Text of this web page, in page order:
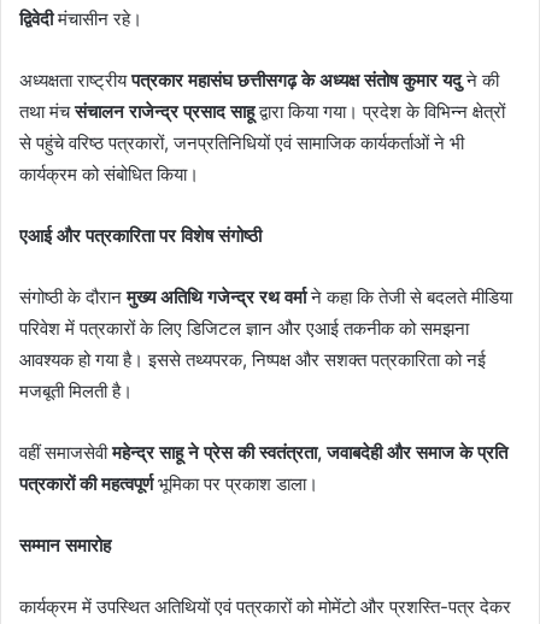
द्विवेदीमंचासीन रहे।
अध्यक्षता राष्ट्रीयपत्रकार महासंघ छत्तीसगढ़ के अध्यक्ष संतोष कुमार यदुने की
तथा मंचसंचालन राजेन्द्र प्रसाद साहूद्वारा किया गया। प्रदेश के विभिन्न क्षेत्रों
से पहुंचे वरिष्ठ पत्रकारों, जनप्रतिनिधियों एवं सामाजिक कार्यकर्ताओं ने भी
कार्यक्रम को संबोधित किया।
एआई और पत्रकारिता पर विशेष संगोष्ठी
संगोष्ठी के दौरानमुख्य अतिथि गजेन्द्र रथ वर्माने कहा कि तेजी से बदलते मीडिया
परिवेश में पत्रकारों के लिए डिजिटल ज्ञान और एआई तकनीक को समझना
आवश्यक हो गया है। इससे तथ्यपरक, निष्पक्ष और सशक्त पत्रकारिता को नई
मजबूती मिलती है।
वहीं समाजसेवीमहेन्द्र साहू ने प्रेस की स्वतंत्रता, जवाबदेही और समाज के प्रति
पत्रकारों की महत्वपूर्णभूमिका पर प्रकाश डाला।
सम्मान समारोह
कार्यक्रम में उपस्थित अतिथियों एवं पत्रकारों को मोमेंटो और प्रशस्ति-पत्र देकर